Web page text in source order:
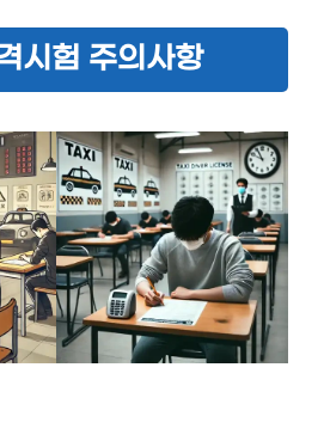
시험 주의사항